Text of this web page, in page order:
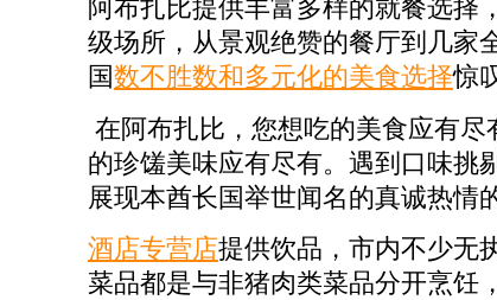
级场所，从景观绝赞的餐厅到几家
国数不胜数和多元化的美食选择惊
在阿布扎比，您想吃的美食应有
的珍馐美味应有尽有。遇到口味挑
展现本酋长国举世闻名的真诚热情
酒店专营店提供饮品，市内不少无
菜品都是与非猪肉类菜品分开烹饪